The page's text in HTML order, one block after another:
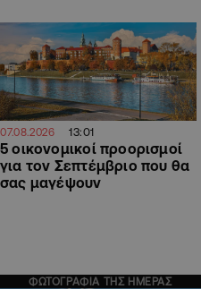
07.08.2026 13:01
5 οικονομικοί προορισμοί
για τον Σεπτέμβριο που θα
σας μαγέψουν
ΦΩΤΟΓΡΑΦΙΑ ΤΗΣ ΗΜΕΡΑΣ